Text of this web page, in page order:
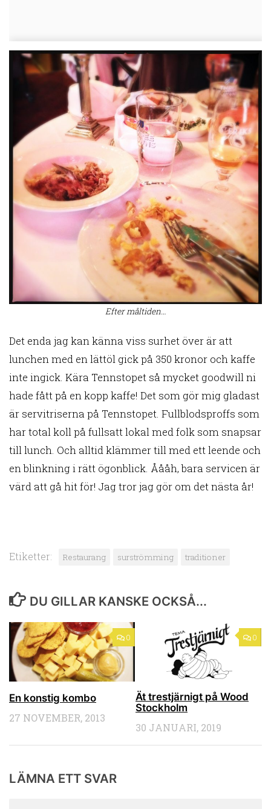
Efter måltiden…
Det enda jag kan känna viss surhet över är att
lunchen med en lättöl gick på 350 kronor och kaffe
inte ingick. Kära Tennstopet så mycket goodwill ni
hade fått på en kopp kaffe! Det som gör mig gladast
är servitriserna på Tennstopet. Fullblodsproffs som
har total koll på fullsatt lokal med folk som snapsar
till lunch. Och alltid klämmer till med ett leende och
en blinkning i rätt ögonblick. Åååh, bara servicen är
värd att gå hit för! Jag tror jag gör om det nästa år!
Etiketter: Restaurang surströmming traditioner
DU GILLAR KANSKE OCKSÅ...
0
En konstig kombo
27 NOVEMBER, 2013
0
Ät trestjärnigt på Wood
Stockholm
30 JANUARI, 2019
LÄMNA ETT SVAR